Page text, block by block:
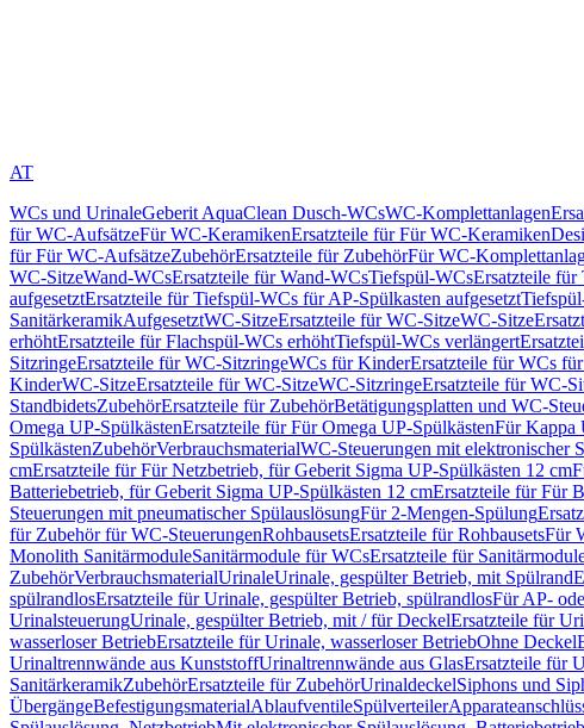
AT
WCs und UrinaleGeberit AquaClean Dusch-WCsWC-Komplettanlagen
für WC-AufsätzeFür WC-KeramikenErsatzteile für Für WC-Keramiken
für Für WC-AufsätzeZubehörErsatzteile für ZubehörFür WC-
WC-SitzeWand-WCsErsatzteile für Wand-WCsTiefspül-WCsErsatzteile für
aufgesetztErsatzteile für Tiefspül-WCs für AP-Spülkasten aufgesetzt
SanitärkeramikAufgesetztWC-SitzeErsatzteile für WC-SitzeWC-Sitze
erhöhtErsatzteile für Flachspül-WCs erhöhtTiefspül-WCs verlängert
SitzringeErsatzteile für WC-SitzringeWCs für KinderErsatzteile für WCs
KinderWC-SitzeErsatzteile für WC-SitzeWC-SitzringeErsatzteile für WC-
StandbidetsZubehörErsatzteile für ZubehörBetätigungsplatten und WC-
Omega UP-SpülkästenErsatzteile für Für Omega UP-SpülkästenFür Kappa
SpülkästenZubehörVerbrauchsmaterialWC-Steuerungen mit elektronischer
cmErsatzteile für Für Netzbetrieb, für Geberit Sigma UP-Spülkästen 12 cm
Batteriebetrieb, für Geberit Sigma UP-Spülkästen 12 cmErsatzteile für Für
Steuerungen mit pneumatischer SpülauslösungFür 2-Mengen-Spülung
für Zubehör für WC-SteuerungenRohbausetsErsatzteile für RohbausetsFür
Monolith SanitärmoduleSanitärmodule für WCsErsatzteile für
ZubehörVerbrauchsmaterialUrinaleUrinale, gespülter Betrieb, mit Spülrand
spülrandlosErsatzteile für Urinale, gespülter Betrieb, spülrandlosFür AP-
UrinalsteuerungUrinale, gespülter Betrieb, mit / für DeckelErsatzteile für
wasserloser BetriebErsatzteile für Urinale, wasserloser BetriebOhne Deckel
Urinaltrennwände aus KunststoffUrinaltrennwände aus GlasErsatzteile für
SanitärkeramikZubehörErsatzteile für ZubehörUrinaldeckelSiphons und
ÜbergängeBefestigungsmaterialAblaufventileSpülverteiler